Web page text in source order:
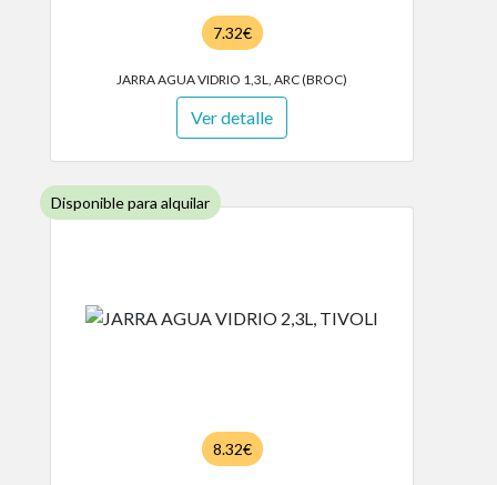
7.32€
JARRA AGUA VIDRIO 1,3L, ARC (BROC)
Ver detalle
Disponible para alquilar
8.32€